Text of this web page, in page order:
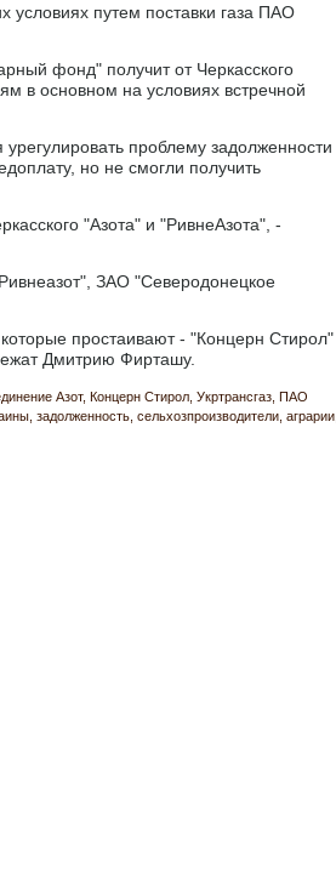
условиях путем поставки газа ПАО
фонд" получит от Черкасского
в основном на условиях встречной
проблему задолженности
но не смогли получить
"Азота" и "РивнеАзота", -
ЗАО "Северодонецкое
простаивают - "Концерн Стирол"
Дмитрию Фирташу.
Азот Концерн Стирол Укртрансгаз ПАО
задолженность сельхозпроизводители аграрии